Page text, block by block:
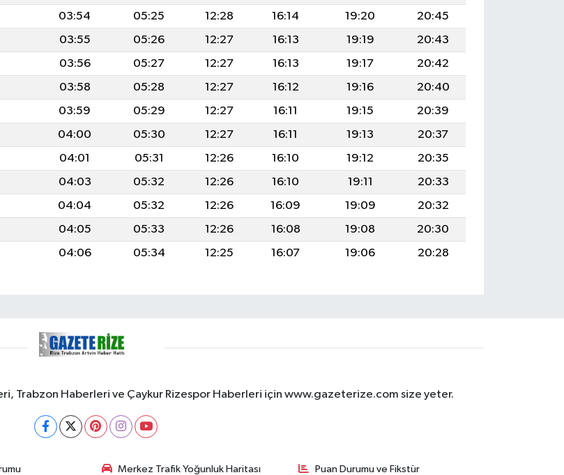
03:54 05:25 12:28 16:14 19:20
20:45
03:55 05:26 12:27 16:13 19:19
20:43
03:56 05:27 12:27 16:13 19:17
20:42
03:58 05:28 12:27 16:12 19:16
20:40
03:59 05:29 12:27 16:11 19:15
20:39
04:00 05:30 12:27 16:11 19:13
20:37
04:01 05:31 12:26 16:10 19:12
20:35
04:03 05:32 12:26 16:10 19:11
20:33
04:04 05:32 12:26 16:09 19:09
20:32
04:05 05:33 12:26 16:08 19:08
20:30
04:06 05:34 12:25 16:07 19:06 20:28
Trabzon Haberleri ve Çaykur Rizespor Haberleri için www.gazeterize.com size yeter.
Merkez Trafik Yoğunluk Haritası Puan Durumu ve Fikstür